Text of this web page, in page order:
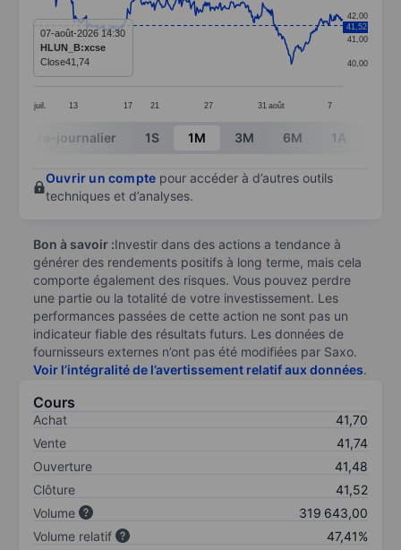
Line chart with 368 data points.
The chart has 1 X axis displaying categories.
The chart has 1 Y axis displaying values. Data
juil. 13 17 21 27 31 août 7
40,00
41,00
42,00
41,52
07-août-2026 14:30
HLUN_B:xcse
Close41,74
End of interactive chart.
Intra-journalier 1S 1M 3M 6M 1A
Ouvrir un compte pour accéder à d’autres outils
techniques et d’analyses.
Bon à savoir :Investir dans des actions a tendance à
générer des rendements positifs à long terme, mais cela
comporte également des risques. Vous pouvez perdre
une partie ou la totalité de votre investissement. Les
performances passées de cette action ne sont pas un
indicateur fiable des résultats futurs. Les données de
fournisseurs externes n’ont pas été modifiées par Saxo.
Voir l’intégralité de l’avertissement relatif aux données.
Cours
Achat
41,70
Vente
41,74
Ouverture
41,48
Clôture
41,52
Volume
319 643,00
Volume relatif
47,41%